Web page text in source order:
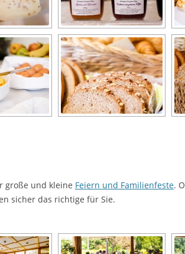
große und kleine Feiern und Familienfeste.
sicher das richtige für Sie.